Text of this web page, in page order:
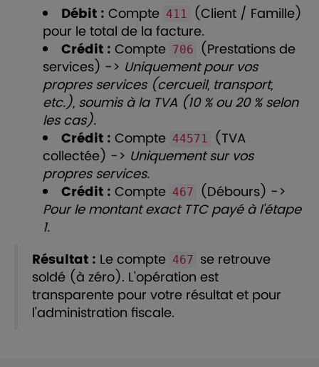
Débit : Compte 411
(Client / Famille)
pour le total de la facture.
Crédit : Compte 706
(Prestations de
services) -> Uniquement pour vos
propres services (cercueil, transport,
etc.), soumis à la TVA (10 % ou 20 % selon
les cas).
Crédit : Compte 44571
(TVA
collectée) -> Uniquement sur vos
propres services.
Crédit : Compte 467
(Débours) ->
Pour le montant exact TTC payé à l'étape
1.
Résultat : Le compte 467 se retrouve
soldé (à zéro). L'opération est
transparente pour votre résultat et pour
l'administration fiscale.